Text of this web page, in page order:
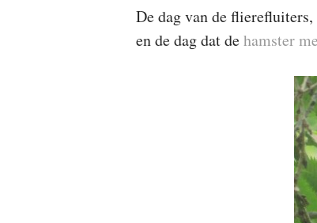
De dag van de
en de dag dat dehamster